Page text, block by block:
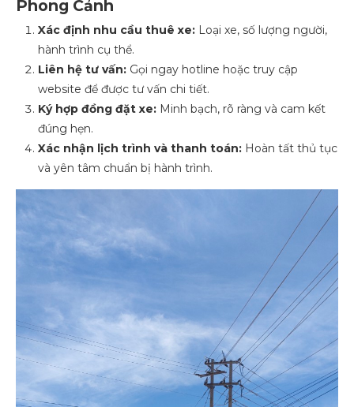
Phong Cảnh
Xác định nhu cầu thuê xe: Loại xe, số lượng người,
hành trình cụ thể.
Liên hệ tư vấn: Gọi ngay hotline hoặc truy cập
website để được tư vấn chi tiết.
Ký hợp đồng đặt xe: Minh bạch, rõ ràng và cam kết
đúng hẹn.
Xác nhận lịch trình và thanh toán: Hoàn tất thủ tục
và yên tâm chuẩn bị hành trình.